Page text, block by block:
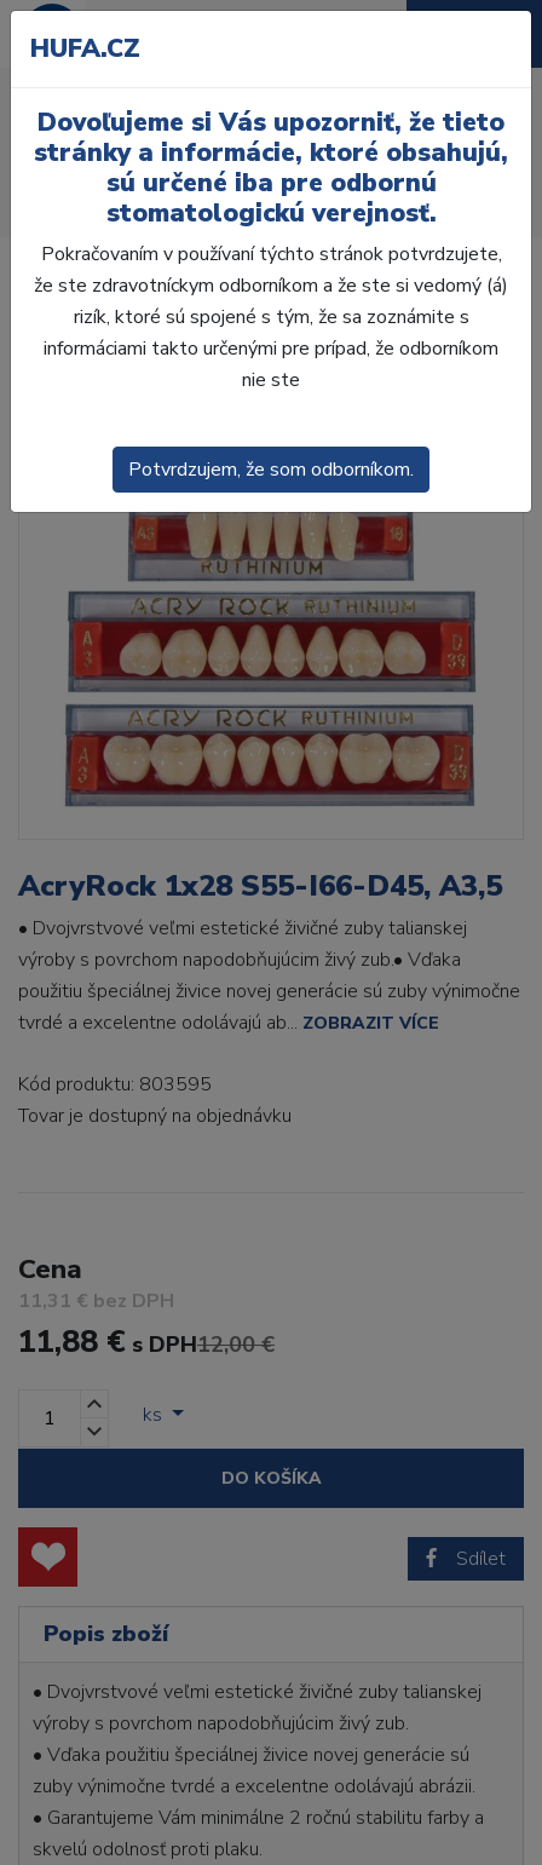
D45, A3,5
Zuby
AcryRock
AcryRock 1x28 S55-I66-D45, A3,5
AcryRock 1x28 S55-I66-D45, A3,5
• Dvojvrstvové veľmi estetické živičné zuby talianskej
výroby s povrchom napodobňujúcim živý zub.• Vďaka
použitiu špeciálnej živice novej generácie sú zuby výnimočne
tvrdé a excelentne odolávajú ab... ZOBRAZIT VÍCE
Kód produktu: 803595
Tovar je dostupný na objednávku
Cena
11,31 € bez DPH
11,88 € s DPH12,00 €
ks
DO KOŠÍKA
Sdílet
Popis zboží
• Dvojvrstvové veľmi estetické živičné zuby talianskej
výroby s povrchom napodobňujúcim živý zub.
• Vďaka použitiu špeciálnej živice novej generácie sú
zuby výnimočne tvrdé a excelentne odolávajú abrázii.
• Garantujeme Vám minimálne 2 ročnú stabilitu farby a
skvelú odolnosť proti plaku.
HUFA.CZ
Dovoľujeme si Vás upozorniť, že tieto
stránky a informácie, ktoré obsahujú,
sú určené iba pre odbornú
stomatologickú verejnosť.
Pokračovaním v používaní týchto stránok potvrdzujete,
že ste zdravotníckym odborníkom a že ste si vedomý (á)
rizík, ktoré sú spojené s tým, že sa zoznámite s
informáciami takto určenými pre prípad, že odborníkom
nie ste
Potvrdzujem, že som odborníkom.